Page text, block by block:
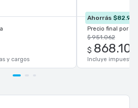
y cargos
Ahorrás $82.958
Precio final por
$
$ 951.062
Incluye